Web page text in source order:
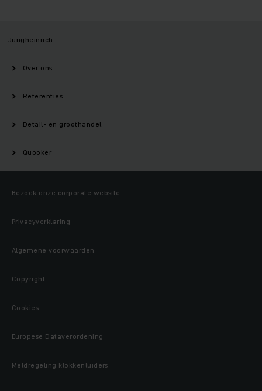
Jungheinrich
Over ons
Referenties
Detail- en groothandel
Quooker
Bezoek onze corporate website
Privacyverklaring
Algemene voorwaarden
Copyright
Cookies
Europese Dataverordening
Meldregeling klokkenluiders